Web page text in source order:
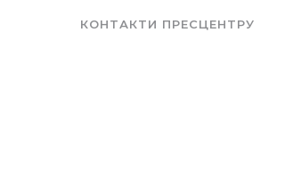
КОНТАКТИ ПРЕСЦЕНТРУ